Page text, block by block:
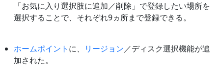
「お気に入り選択肢に追加／削除」で登録したい場所を
選択することで、それぞれ9ヵ所まで登録できる。
ホームポイント に、 リージョン／ディスク選択機能が追
加された。